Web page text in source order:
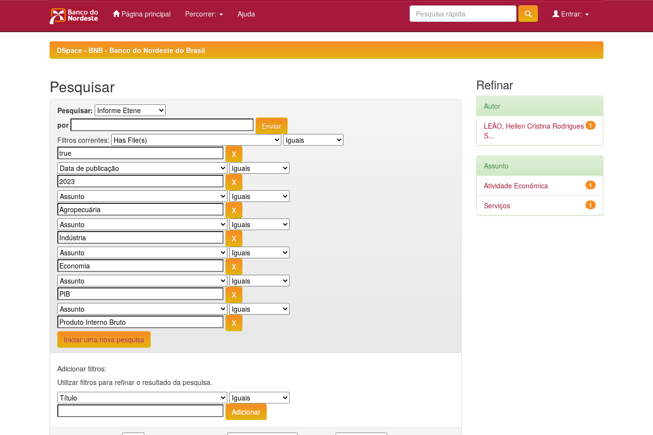
Página principal Percorrer: Ajuda Entrar:
DSpace - BNB - Banco do Nordeste do Brasil
Pesquisar
Pesquisar:
por
Filtros correntes:
Iniciar uma nova pesquisa
Adicionar filtros:
Utilizar filtros para refinar o resultado da pesquisa.
Refinar
Autor
1
LEÃO, Hellen Cristina Rodrigues
S...
Assunto
1
Atividade Econômica
1
Serviços